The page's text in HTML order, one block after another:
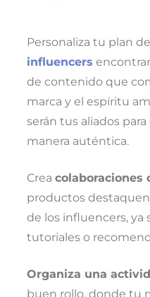
Personaliza tu plan de
influencers
de contenido que
marca y el espíritu
serán tus aliados
manera auténtica.
Crea colaboraciones
productos
de los influencers, ya
tutoriales o
Organiza una
buen rollo, donde tu